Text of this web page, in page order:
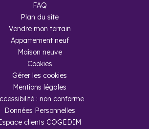
FAQ
Plan du site
Vendre mon terrain
Appartement neuf
Maison neuve
Cookies
Gérer les cookies
Mentions légales
: non conforme
Données Personnelles
clients COGEDIM